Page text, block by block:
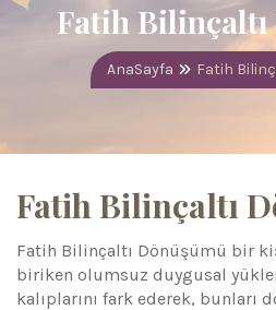
Fatih
AnaSayfa Fatih
Fatih Bilinçaltı
Fatih Bilinçaltı Dönüşümü bir
biriken olumsuz duygusal
kalıplarını fark ederek, bunları